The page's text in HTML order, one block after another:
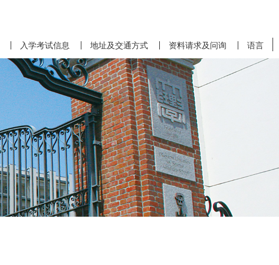
入学考试信息 地址及交通方式 资料请求及问询 语言